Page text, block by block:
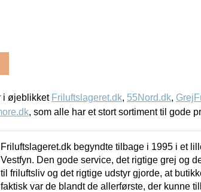
i øjeblikket Friluftslageret.dk, 55Nord.dk,
, som alle har et stort sortiment til gode
Friluftslageret.dk begyndte tilbage i 1995 i et
Vestfyn. Den gode service, det rigtige grej og
til friluftsliv og det rigtige udstyr gjorde, at
faktisk var de blandt de allerførste, der kunne